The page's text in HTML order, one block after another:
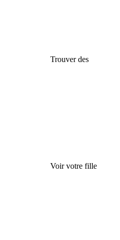
Trouver des
Voir votre fille